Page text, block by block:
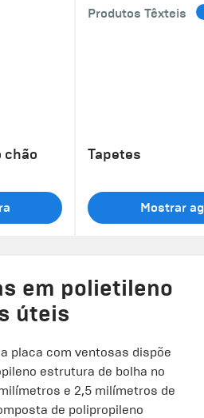
chão
Produtos Têxteis
Tapetes
Mostrar
em polietileno
úteis
placa com ventosas dispõe
estrutura de bolha no
e 2,5 milímetros de
de polipropileno